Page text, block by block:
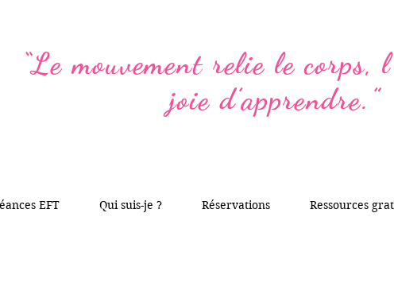
“Le mouvement relie le corps,
joie d’apprendre.”
EFT Qui suis-je ? Réservations Ressources